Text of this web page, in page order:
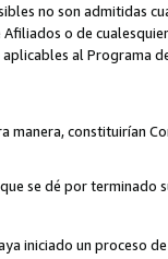
no son admitidas
o de
al Programa
manera, constituirían
se dé por terminado
iniciado un proceso